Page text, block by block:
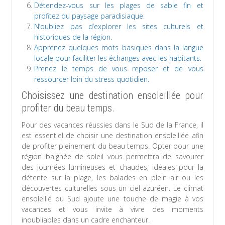
Détendez-vous sur les plages de sable fin et
profitez du paysage paradisiaque.
N’oubliez pas d’explorer les sites culturels et
historiques de la région.
Apprenez quelques mots basiques dans la langue
locale pour faciliter les échanges avec les habitants.
Prenez le temps de vous reposer et de vous
ressourcer loin du stress quotidien.
Choisissez une destination ensoleillée pour
profiter du beau temps.
Pour des vacances réussies dans le Sud de la France, il
est essentiel de choisir une destination ensoleillée afin
de profiter pleinement du beau temps. Opter pour une
région baignée de soleil vous permettra de savourer
des journées lumineuses et chaudes, idéales pour la
détente sur la plage, les balades en plein air ou les
découvertes culturelles sous un ciel azuréen. Le climat
ensoleillé du Sud ajoute une touche de magie à vos
vacances et vous invite à vivre des moments
inoubliables dans un cadre enchanteur.